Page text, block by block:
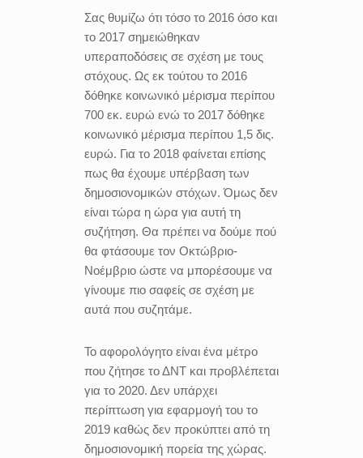
Σας θυμίζω ότι τόσο το 2016 όσο και
το 2017 σημειώθηκαν
υπεραποδόσεις σε σχέση με τους
στόχους. Ως εκ τούτου το 2016
δόθηκε κοινωνικό μέρισμα περίπου
700 εκ. ευρώ ενώ το 2017 δόθηκε
κοινωνικό μέρισμα περίπου 1,5 δις.
ευρώ. Για το 2018 φαίνεται επίσης
πως θα έχουμε υπέρβαση των
δημοσιονομικών στόχων. Όμως δεν
είναι τώρα η ώρα για αυτή τη
συζήτηση. Θα πρέπει να δούμε πού
θα φτάσουμε τον Οκτώβριο-
Νοέμβριο ώστε να μπορέσουμε να
γίνουμε πιο σαφείς σε σχέση με
αυτά που συζητάμε.
Το αφορολόγητο είναι ένα μέτρο
που ζήτησε το ΔΝΤ και προβλέπεται
για το 2020. Δεν υπάρχει
περίπτωση για εφαρμογή του το
2019 καθώς δεν προκύπτει από τη
δημοσιονομική πορεία της χώρας.